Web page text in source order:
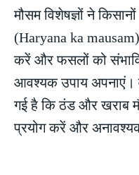
मौसम विशेषज्ञों ने
(Haryana ka
करें और फसलों को
आवश्यक उपाय अपनाएं।
गई है कि ठंड और खराब
प्रयोग करें और